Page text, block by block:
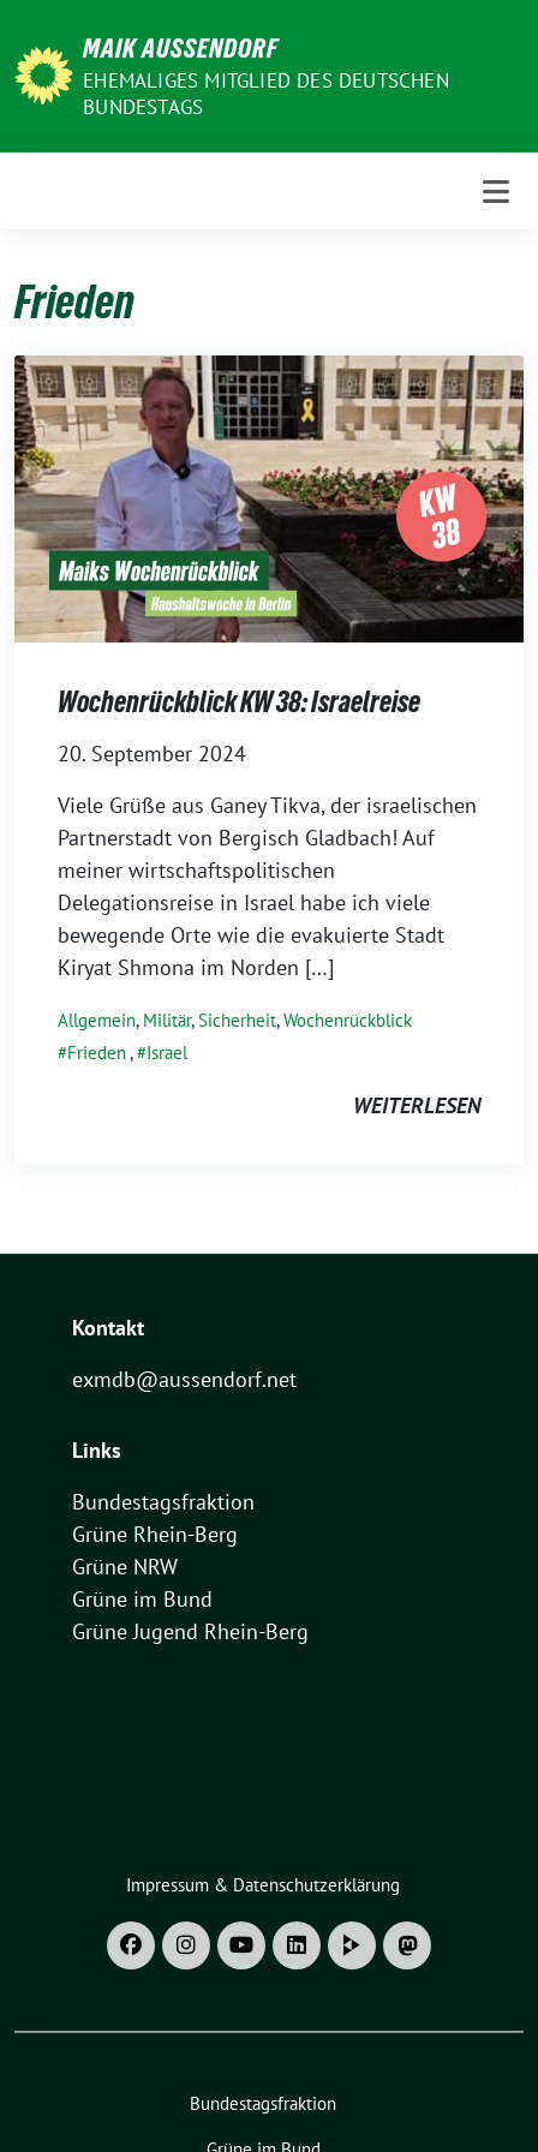
zum
Inhalt
MAIK AUSSENDORF
EHEMALIGES MITGLIED DES DEUTSCHEN
BUNDESTAGS
Frieden
Wochenrückblick KW 38: Israelreise
20. September 2024
Viele Grüße aus Ganey Tikva, der israelischen
Partnerstadt von Bergisch Gladbach! Auf
meiner wirtschaftspolitischen
Delegationsreise in Israel habe ich viele
bewegende Orte wie die evakuierte Stadt
Kiryat Shmona im Norden […]
Allgemein, Militär,Sicherheit,Wochenrückblick
Frieden, Israel
WEITERLESEN
Kontakt
exmdb@aussendorf.net
Links
Bundestagsfraktion
Grüne Rhein-Berg
Grüne NRW
Grüne im Bund
Grüne Jugend Rhein-Berg
Impressum & Datenschutzerklärung
Bundestagsfraktion